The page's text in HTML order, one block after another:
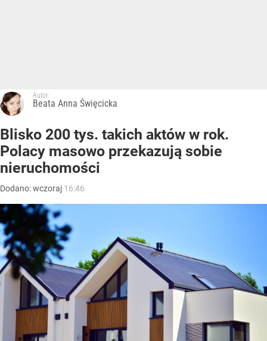
Autor:
Beata Anna Święcicka
Blisko 200 tys. takich aktów w rok.
Polacy masowo przekazują sobie
nieruchomości
Dodano:wczoraj 16:46